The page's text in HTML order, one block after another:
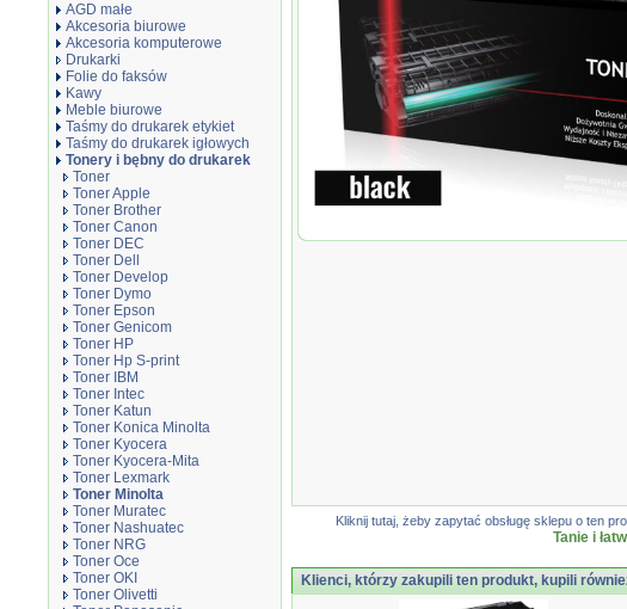
AGD małe
Akcesoria biurowe
Akcesoria komputerowe
Drukarki
Folie do faksów
Kawy
Meble biurowe
Taśmy do drukarek etykiet
Taśmy do drukarek igłowych
Tonery i bębny do drukarek
Toner
Toner Apple
Toner Brother
Toner Canon
Toner DEC
Toner Dell
Toner Develop
Toner Dymo
Toner Epson
Toner Genicom
Toner HP
Toner Hp S-print
Toner IBM
Toner Intec
Toner Katun
Toner Konica Minolta
Toner Kyocera
Toner Kyocera-Mita
Toner Lexmark
Toner Minolta
Toner Muratec
Toner Nashuatec
Toner NRG
Toner Oce
Toner OKI
Toner Olivetti
Toner JetWorld Black Minolta TNP79K
Kliknij tutaj, żeby zapytać obsługę sklepu o ten
Tanie i
Klienci, którzy zakupili ten produkt, kupili